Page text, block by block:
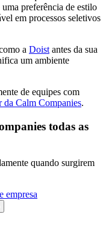
preferência de estilo
em processos seletivos
a Doist antes da sua
um ambiente
de equipes com
da Calm Companies.
todas as
quando surgirem
empresa